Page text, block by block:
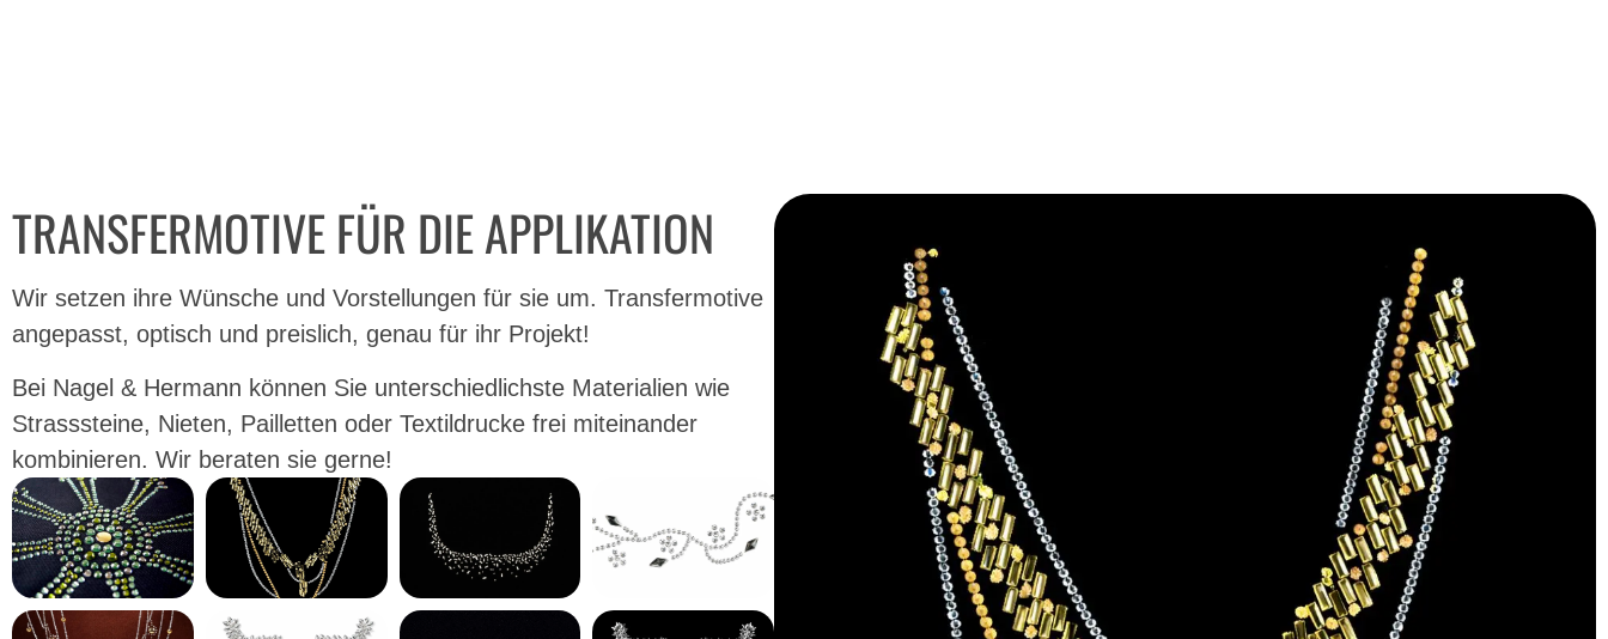
TRANSFERMOTIVE FÜR DIE APPLIKATION
Wir setzen ihre Wünsche und Vorstellungen für sie um. Transfermotive
angepasst, optisch und preislich, genau für ihr Projekt!
Bei Nagel & Hermann können Sie unterschiedlichste Materialien wie
Strasssteine, Nieten, Pailletten oder Textildrucke frei miteinander
kombinieren. Wir beraten sie gerne!